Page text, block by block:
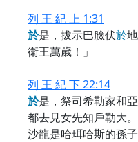
列 王 紀 上 1:31
於是，拔示巴臉伏於
衛王萬歲！」
列 王 紀 下 22:14
於是，祭司希勒家和
都去見女先知戶勒大
沙龍是哈珥哈斯的孫